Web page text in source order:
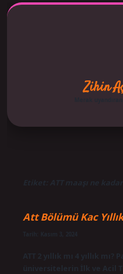
Zihin
Merak
Etiket: ATT maaşı ne kadar
Att Bölümü Kac Yıllık
ATT 2 yıllık mı 4 yıllık
üniversitelerin İlk ve Acil